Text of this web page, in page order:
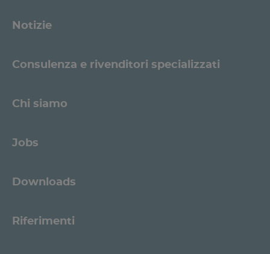
Notizie
Consulenza e rivenditori specializzati
Chi siamo
Jobs
Downloads
Riferimenti